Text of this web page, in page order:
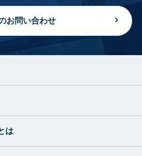
お問い合わせ
は